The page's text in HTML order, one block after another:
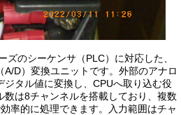
ズのシーケンサ（PLC）に対応した、
D）変換ユニットです。外部のアナロ
ジタル値に変換し、CPUへ取り込む役
は8チャンネルを搭載しており、複数
率的に処理できます。入力範囲はチャ